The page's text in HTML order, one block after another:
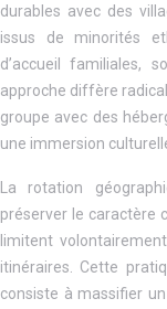
durables avec des
issus de minorités
d’accueil familiales,
approche diffère
groupe avec des
une immersion
La rotation
préserver le caractère
limitent
itinéraires. Cette
consiste à massifier